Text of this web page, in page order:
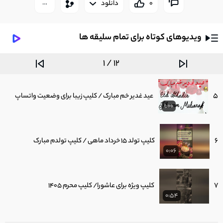
0 دانلود
ویدیوهای کوتاه برای تمام سلیقه ها
1 / 12
کلیپ شاد تبریک عید غدیر خم/ عید غدیر مبارک عشقم
5
1:00
عید غدیر خم مبارک / کلیپ زیبا برای وضعیت واتساپ
6
0:06
کلیپ تولد 15 خرداد ماهی / کلیپ تولدم مبارک
7
0:54
کلیپ ویژه برای عاشورا/ کلیپ محرم 1405